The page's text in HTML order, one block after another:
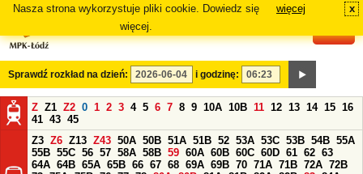
Nasza strona wykorzystuje pliki cookie. Dowiedz się
więcej.
więcej x
Sprawdź rozkład na dzień: i godzinę:
Z Z1 Z2 0 1 2 3 4 5 6 7 8 9 10A 10B 11 12 13 14 15 16
41 43 45
Z3 Z6 Z13 Z43 50A 50B 51A 51B 52 53A 53C 53B 54B 55A
55B 55C 56 57 58A 58B 59 60A 60B 60C 60D 61 62 63
64A 64B 65A 65B 66 67 68 69A 69B 70 71A 71B 72A 72B